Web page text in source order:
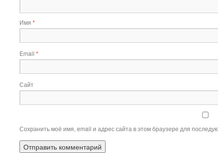
Имя *
Email *
Сайт
Сохранить моё имя, email и адрес сайта в этом браузере для